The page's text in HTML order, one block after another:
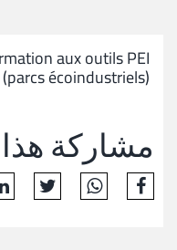
الجهوية
خدمات
إعلانات
و
اشعارات
aux outils PEI
(parcs écoindustriels)
مشاركة